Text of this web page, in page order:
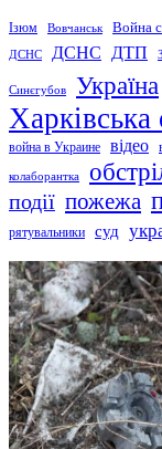
Ізюм Вовчанськ Война
ДСНС ДСНС ДТП
Синєгубов Україна
Харківська
война в Украине відео
колаборантка
події пожежа
рятувальники
суд